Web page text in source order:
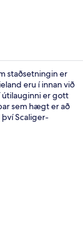
staðsetningin er
eru í innan við
útilauginni er gott
sem hægt er að
Scaliger-